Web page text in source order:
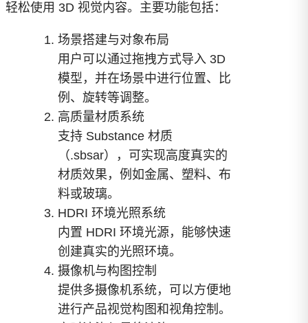
轻松使用 3D 视觉内容。主要功能包括：
场景搭建与对象布局
用户可以通过拖拽方式导入 3D
模型，并在场景中进行位置、比
例、旋转等调整。
高质量材质系统
支持 Substance 材质
（.sbsar），可实现高度真实的
材质效果，例如金属、塑料、布
料或玻璃。
HDRI 环境光照系统
内置 HDRI 环境光源，能够快速
创建真实的光照环境。
摄像机与构图控制
提供多摄像机系统，可以方便地
进行产品视觉构图和视角控制。